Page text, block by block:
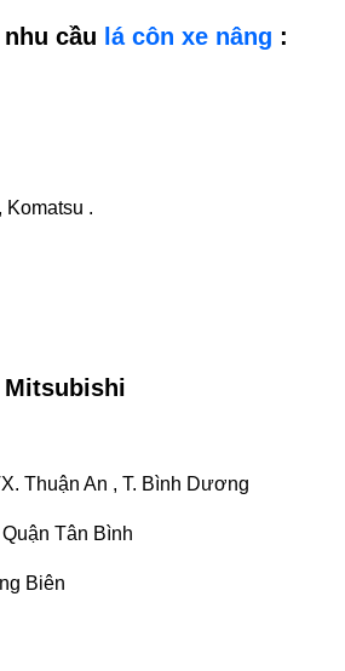
cầu lá côn xe nâng :
Komatsu .
Mitsubishi
Thuận An , T. Bình Dương
Tân Bình
Biên